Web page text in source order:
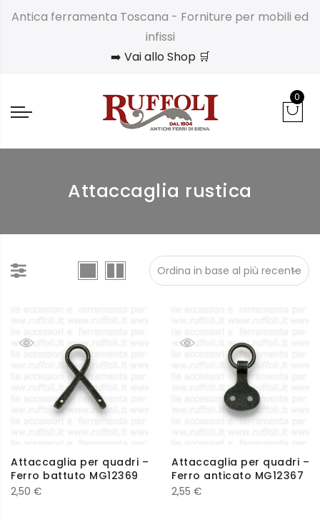
Antica ferramenta Toscana - Forniture per mobili ed
infissi
➡️ Vai allo Shop 🛒
0
Attaccaglia rustica
Attaccaglia per quadri –
Ferro battuto MG12369
2,50 €
Attaccaglia per quadri –
Ferro anticato MG12367
2,55 €